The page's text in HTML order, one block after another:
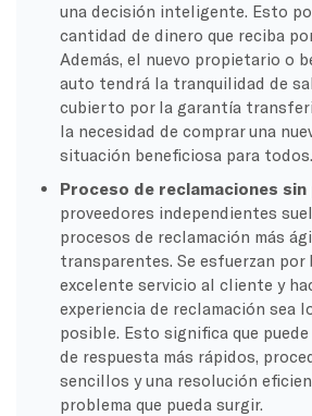
una decisión inteligente. Esto
cantidad de dinero que reciba
Además, el nuevo propietario o
auto tendrá la tranquilidad de
cubierto por la garantía
la necesidad de comprar una
situación beneficiosa para todos.
Proceso de reclamaciones sin
proveedores independientes
procesos de reclamación más
transparentes. Se esfuerzan por
excelente servicio al cliente y
experiencia de reclamación sea
posible. Esto significa que
de respuesta más rápidos,
sencillos y una resolución
problema que pueda surgir.